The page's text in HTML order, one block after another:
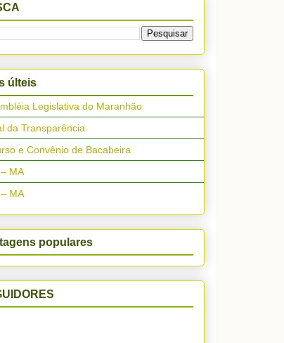
últeis
Legislativa do Maranhão
da Transparência
e Convênio de Bacabeira
MA
MA
populares